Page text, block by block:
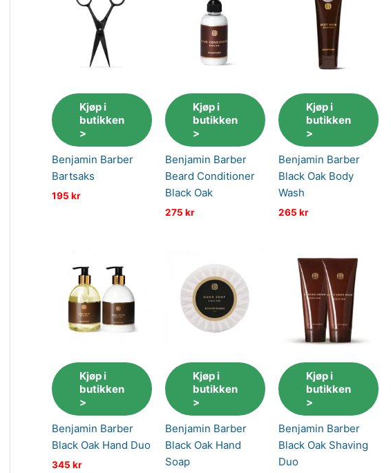
Kjøp i
butikken
>
Benjamin Barber
Bartsaks
195 kr
Kjøp i
butikken
>
Benjamin Barber
Beard Conditioner
Black Oak
275 kr
Kjøp i
butikken
>
Benjamin Barber
Black Oak Body
Wash
265 kr
Kjøp i
butikken
>
Benjamin Barber
Black Oak Hand Duo
345 kr
Kjøp i
butikken
>
Benjamin Barber
Black Oak Hand
Soap
Kjøp i
butikken
>
Benjamin Barber
Black Oak Shaving
Duo